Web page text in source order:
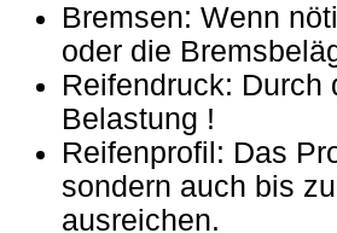
Bremsen: Wenn
oder die
Reifendruck: Durch
Belastung !
Reifenprofil: Das
sondern auch bis
ausreichen.